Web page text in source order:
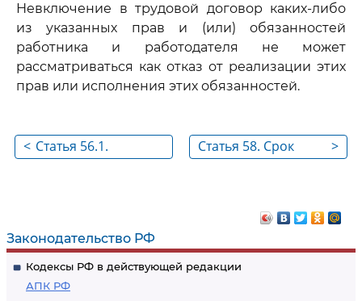
Законодательство РФ
Кодексы РФ в действующей редакции
АПК РФ
Невключение в трудовой договор каких-либо
из указанных прав и (или) обязанностей
работника и работодателя не может
рассматриваться как отказ от реализации этих
прав или исполнения этих обязанностей.
< Статья 56.1.
>
Статья 58. Срок